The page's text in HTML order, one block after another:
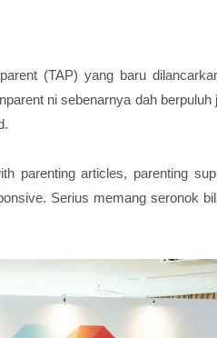
(TAP) yang baru
ni sebenarnya dah
parenting articles, parenting
Serius memang seronok